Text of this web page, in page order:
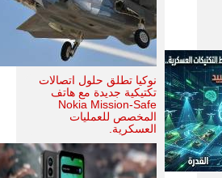
نوكيا تطلق حلول اتصالات
تكتيكية جديدة مع هاتف
Nokia Mission-Safe
المخصص للعمليات
العسكرية.